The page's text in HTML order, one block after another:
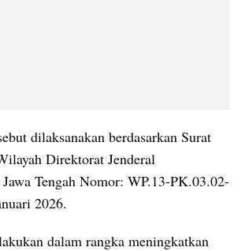
dilaksanakan berdasarkan Surat
Direktorat Jenderal
Jawa Tengah Nomor: WP.13-PK.03.02-
2026.
dalam rangka meningkatkan